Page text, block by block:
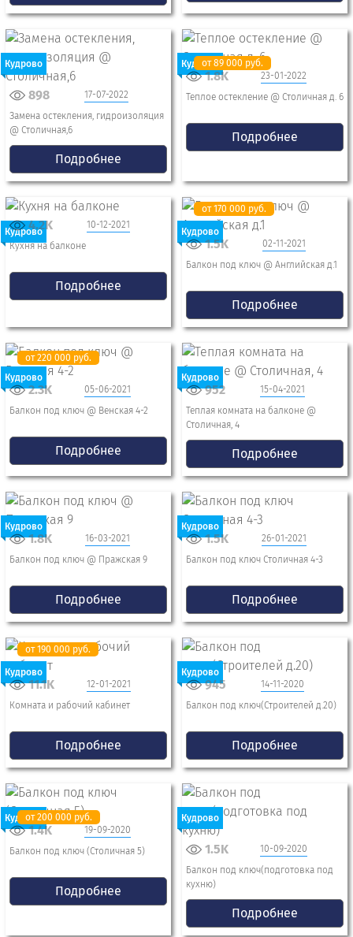
Кудрово
17-07-2022
898
Замена остекления, гидроизоляция
@ Столичная,6
Подробнее
Кудровоот 89 000 руб.
23-01-2022
1.8K
Теплое остекление @ Столичная д. 6
Подробнее
Кудрово
10-12-2021
4.2K
Кухня на балконе
Подробнее
Кудрово
от 170 000 руб.
02-11-2021
1.5K
Балкон под ключ @ Английская д.1
Подробнее
Кудрово
от 220 000 руб.
05-06-2021
2.3K
Балкон под ключ @ Венская 4-2
Подробнее
Кудрово
15-04-2021
952
Теплая комната на балконе @
Столичная, 4
Подробнее
Кудрово
16-03-2021
1.8K
Балкон под ключ @ Пражская 9
Подробнее
Кудрово
26-01-2021
1.5K
Балкон под ключ Столичная 4-3
Подробнее
Кудрово
от 190 000 руб.
12-01-2021
11.1K
Комната и рабочий кабинет
Подробнее
Кудрово
14-11-2020
945
Балкон под ключ(Строителей д.20)
Подробнее
Кудровоот 200 000 руб.
19-09-2020
1.4K
Балкон под ключ (Столичная 5)
Подробнее
Кудрово
10-09-2020
1.5K
Балкон под ключ(подготовка под
кухню)
Подробнее